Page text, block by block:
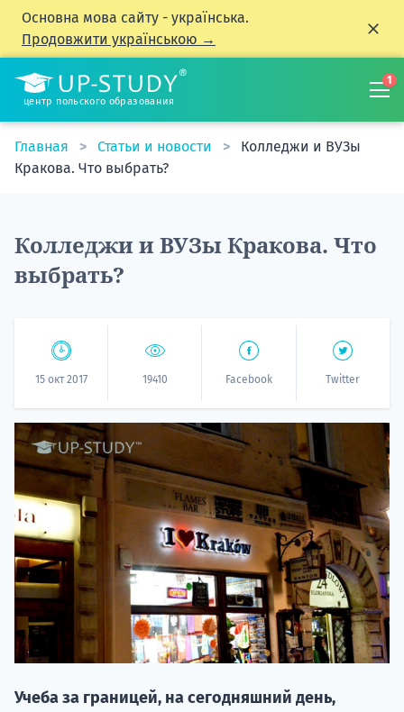
Основна мова сайту - українська.
Продовжити українською →
центр польского образования
1
Главная Статьи и новости
Колледжи и ВУЗы
Кракова. Что выбрать?
Колледжи и ВУЗы Кракова. Что
выбрать?
15 окт 2017 19410 Facebook Twitter
Учеба за границей, на сегодняшний день,
НАБОР